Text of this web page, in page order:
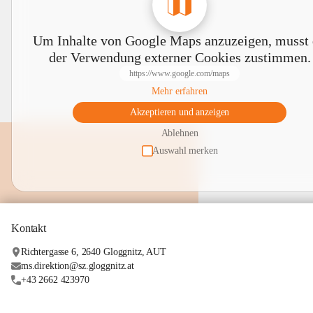
Um Inhalte von Google Maps anzuzeigen, musst
der Verwendung externer Cookies zustimmen.
https://www.google.com/maps
Mehr erfahren
Akzeptieren und anzeigen
Ablehnen
Auswahl merken
Kontakt
Richtergasse 6, 2640 Gloggnitz, AUT
ms.direktion@sz.gloggnitz.at
+43 2662 423970